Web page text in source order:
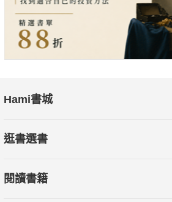
Hami書城
逛書選書
閱讀書籍